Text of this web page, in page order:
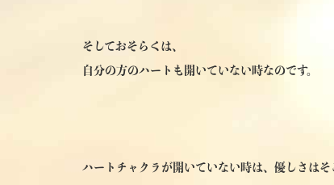
そしておそらくは、
自分の方のハートも開いていない時なのです。
ハートチャクラが開いていない時は、優しさはそ